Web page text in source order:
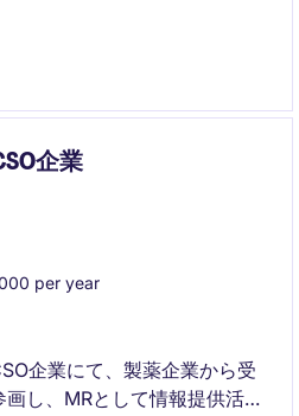
ートナーシップを通じて、
な事業成長を推進していた
企業
per year
企業にて、製薬企業から受
し、MRとして情報提供活動